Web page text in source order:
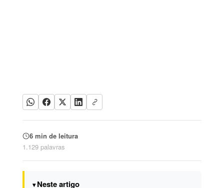
6 min de leitura
1.129 palavras
Neste artigo